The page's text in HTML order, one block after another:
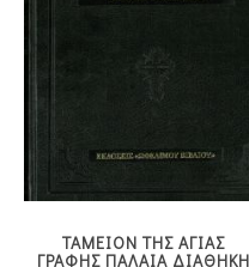
ΤΑΜΕΙΟΝ ΤΗΣ ΑΓΙΑΣ
ΓΡΑΦΗΣ ΠΑΛΑΙΑ ΔΙΑΘΗΚΗ